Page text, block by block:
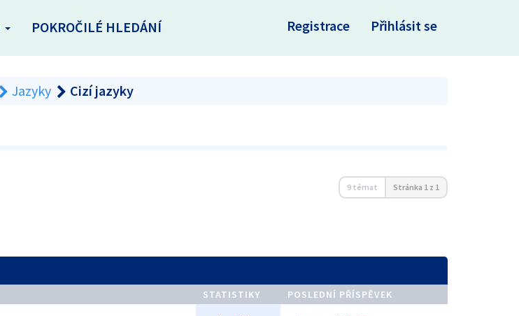
POKROČILÉ HLEDÁNÍ Registrace Přihlásit se
Jazyky Cizí jazyky
9 témat Stránka 1 z 1
STATISTIKY POSLEDNÍ PŘÍSPĚVEK